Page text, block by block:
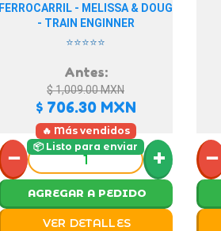
FERROCARRIL - MELISSA & DOUG
- TRAIN ENGINNER
⭐⭐⭐⭐⭐
Antes:
$ 1,009.00MXN
$ 706.30MXN
🔥 Más vendidos
📦 Listo para enviar
− +
AGREGAR A PEDIDO
VER DETALLES
−